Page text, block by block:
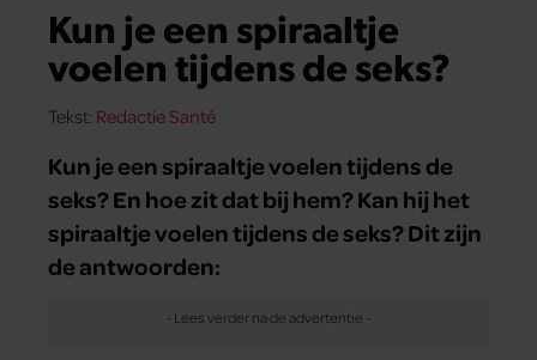
Kun je een spiraaltje
voelen tijdens de seks?
Tekst: Redactie Santé
Kun je een spiraaltje voelen tijdens de
seks? En hoe zit dat bij hem? Kan hij het
spiraaltje voelen tijdens de seks? Dit zijn
de antwoorden: